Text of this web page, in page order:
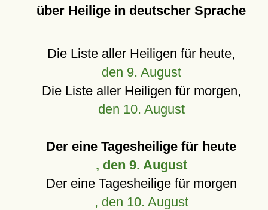
über Heilige in deutscher Sprache
Die Liste aller Heiligen für heute,
den 9. August
Die Liste aller Heiligen für morgen,
den 10. August
Der eine Tagesheilige für heute
, den 9. August
Der eine Tagesheilige für morgen
, den 10. August